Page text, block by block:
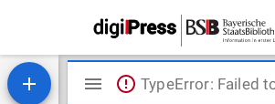
MiradorTypeError: Failed